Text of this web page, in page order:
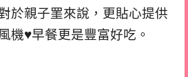
於親子罣來說，更貼心提供
機♥早餐更是豐富好吃。